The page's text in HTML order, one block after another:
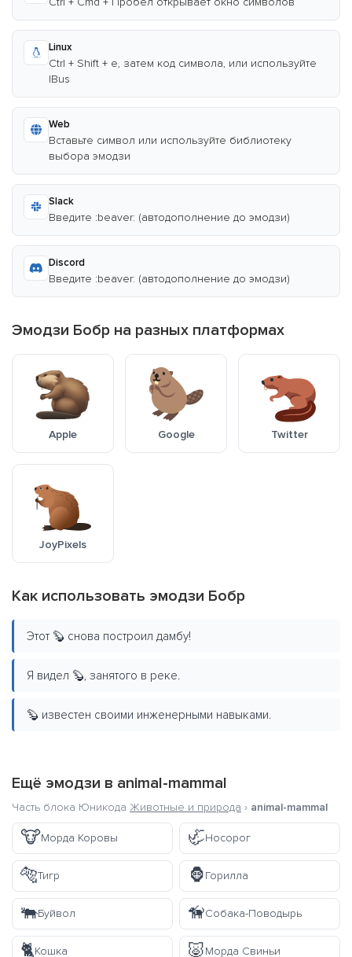
Linux
Ctrl + Shift + e, затем код символа, или используйте
IBus
Web
Вставьте символ или используйте библиотеку
выбора эмодзи
Slack
Введите :beaver: (автодополнение до эмодзи)
Discord
Введите :beaver: (автодополнение до эмодзи)
Эмодзи Бобр на разных платформах
Apple Google Twitter
JoyPixels
Как использовать эмодзи Бобр
Этот 🦫 снова построил дамбу!
Я видел 🦫, занятого в реке.
🦫 известен своими инженерными навыками.
Ещё эмодзи в animal-mammal
Часть блока Юникода Животные и природа › animal-mammal
🐮Морда Коровы 🦏Носорог
🐅Тигр 🦍Горилла
🐃Буйвол 🦮Собака-Поводырь
🐈Кошка 🐷Морда Свиньи